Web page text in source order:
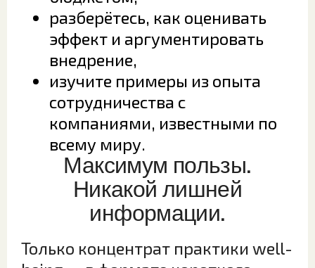
разберётесь, как оценивать
эффект и аргументировать
внедрение,
изучите примеры из опыта
сотрудничества с
компаниями, известными по
всему миру.
Максимум пользы.
Никакой лишней
информации.
Только концентрат практики well-